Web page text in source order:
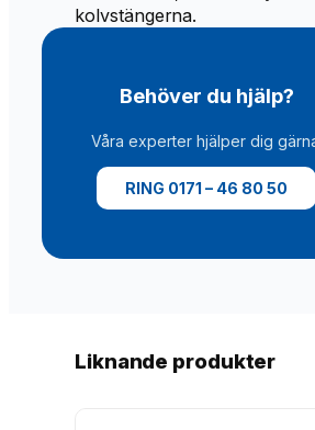
kolvstängerna.
Behöver du hjälp?
Våra experter hjälper dig
RING 0171 – 46 80 50
Liknande produkter